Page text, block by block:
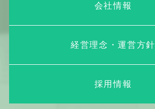
会社情報
経営理念・運営方針
採用情報